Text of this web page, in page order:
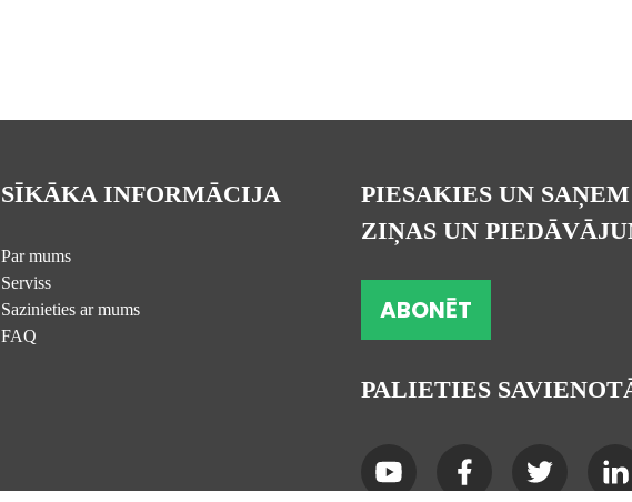
SĪKĀKA INFORMĀCIJA
Par mums
Serviss
Sazinieties ar mums
FAQ
PIESAKIES UN
ZIŅAS UN
ABONĒT
PALIETIES